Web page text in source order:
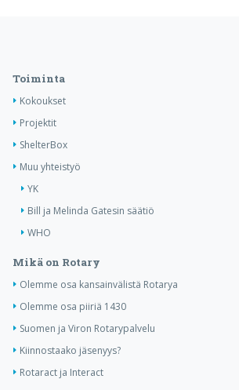
Toiminta
Kokoukset
Projektit
ShelterBox
Muu yhteistyö
YK
Bill ja Melinda Gatesin säätiö
WHO
Mikä on Rotary
Olemme osa kansainvälistä Rotarya
Olemme osa piiriä 1430
Suomen ja Viron Rotarypalvelu
Kiinnostaako jäsenyys?
Rotaract ja Interact